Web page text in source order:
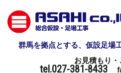
群馬を拠点とする、仮設足場
お見積もり
tel.027-381-8433